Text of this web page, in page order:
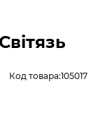
Код товара:105017